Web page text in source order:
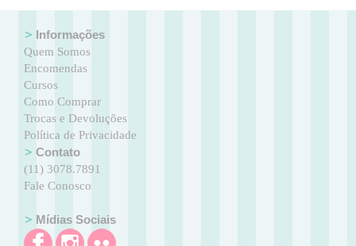
Informações
Quem Somos
Encomendas
Cursos
Como Comprar
Trocas e Devoluções
Política de Privacidade
Contato
(11) 3078.7891
Fale Conosco
Mídias Sociais